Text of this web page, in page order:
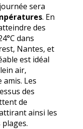
sera
. En
des
dans
Nantes, et
est idéal
air,
Les
des
de
ainsi les